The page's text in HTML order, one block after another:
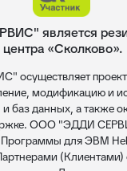
является
«Сколково».
модификацию и
баз данных, а также
ООО "ЭДДИ
для ЭВМ
(Клиентами)